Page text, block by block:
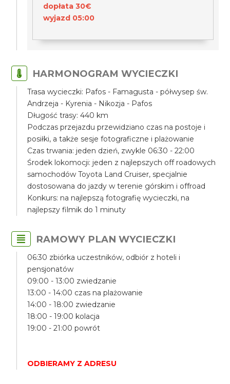
dopłata 30€
wyjazd 05:00
HARMONOGRAM WYCIECZKI
Trasa wycieczki: Pafos - Famagusta - półwysep św.
Andrzeja - Kyrenia - Nikozja - Pafos
Długość trasy: 440 km
Podczas przejazdu przewidziano czas na postoje i
posiłki, a także sesje fotograficzne i plażowanie
Czas trwania: jeden dzień, zwykle 06:30 - 22:00
Środek lokomocji: jeden z najlepszych off roadowych
samochodów Toyota Land Cruiser, specjalnie
dostosowana do jazdy w terenie górskim i offroad
Konkurs: na najlepszą fotografię wycieczki, na
najlepszy filmik do 1 minuty
RAMOWY PLAN WYCIECZKI
06:30 zbiórka uczestników, odbiór z hoteli i
pensjonatów
09:00 - 13:00 zwiedzanie
13:00 - 14:00 czas na plażowanie
14:00 - 18:00 zwiedzanie
18:00 - 19:00 kolacja
19:00 - 21:00 powrót
ODBIERAMY Z ADRESU